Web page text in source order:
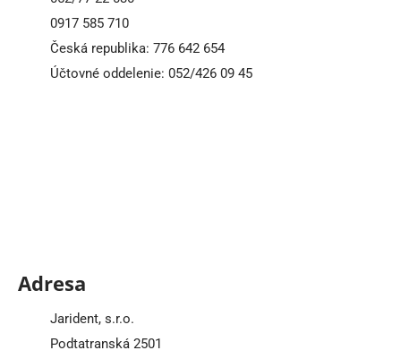
0917 585 710
Česká republika: 776 642 654
Účtovné oddelenie: 052/426 09 45
Adresa
Jarident, s.r.o.
Podtatranská 2501